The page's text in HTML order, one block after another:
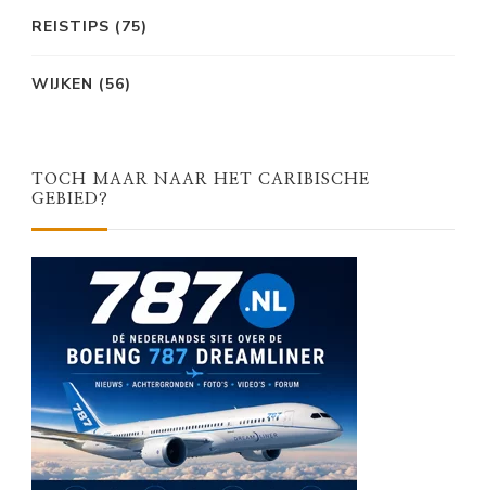
REISTIPS (75)
WIJKEN (56)
TOCH MAAR NAAR HET CARIBISCHE
GEBIED?